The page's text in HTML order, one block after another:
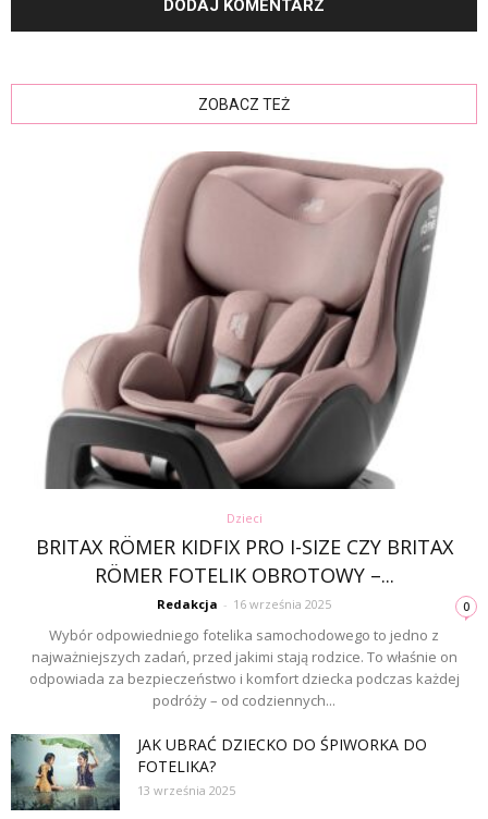
ZOBACZ TEŻ
Dzieci
BRITAX RÖMER KIDFIX PRO I-SIZE CZY BRITAX
RÖMER FOTELIK OBROTOWY –...
Redakcja - 16 września 2025 0
Wybór odpowiedniego fotelika samochodowego to jedno z
najważniejszych zadań, przed jakimi stają rodzice. To właśnie on
odpowiada za bezpieczeństwo i komfort dziecka podczas każdej
podróży – od codziennych...
JAK UBRAĆ DZIECKO DO ŚPIWORKA DO
FOTELIKA?
13 września 2025